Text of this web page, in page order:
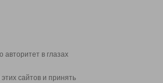
в глазах
сайтов и принять